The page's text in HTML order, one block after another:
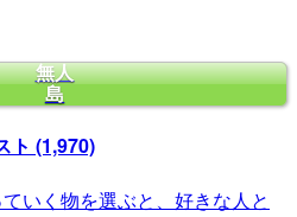
無人
島
ト (1,970)
いく物を選ぶと、好きな人と